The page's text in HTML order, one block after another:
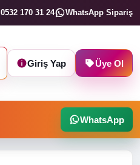
0532 170 31 24 WhatsApp Sipariş
Giriş Yap Üye Ol
WhatsApp